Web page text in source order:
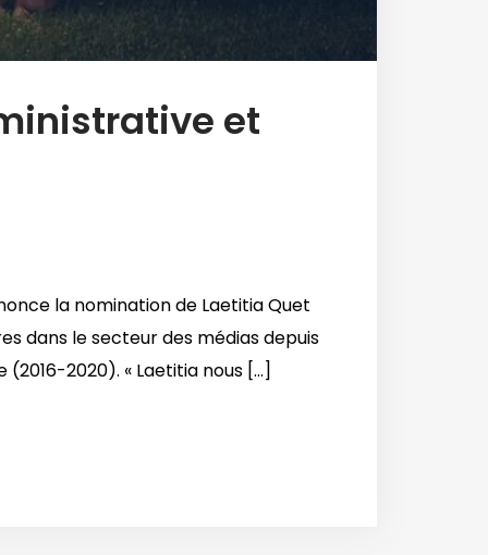
et
la nomination de Laetitia Quet
dans le secteur des médias depuis
2020). « Laetitia nous [...]